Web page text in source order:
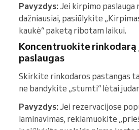
Pavyzdys:Jei kirpimo paslauga
dažniausiai, pasiūlykite
kaukė“ paketą ribotam laikui.
Koncentruokite rinkodarą
paslaugas
Skirkite rinkodaros pastangas
ne bandykite „stumti“ lėtai
Pavyzdys:Jei rezervacijose
laminavimas, reklamuokite